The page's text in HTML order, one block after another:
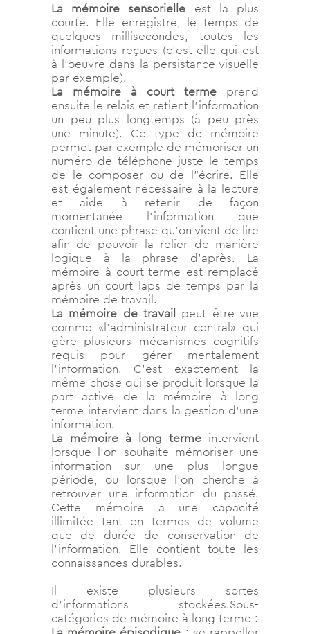
La mémoire sensorielle est la plus
courte. Elle enregistre, le temps de
quelques millisecondes, toutes les
informations reçues (c’est elle qui est
à l’oeuvre dans la persistance visuelle
par exemple).
La mémoire à court terme prend
ensuite le relais et retient l’information
un peu plus longtemps (à peu près
une minute). Ce type de mémoire
permet par exemple de mémoriser un
numéro de téléphone juste le temps
de le composer ou de l”écrire. Elle
est également nécessaire à la lecture
et aide à retenir de façon
momentanée l’information que
contient une phrase qu’on vient de lire
afin de pouvoir la relier de manière
logique à la phrase d’après. La
mémoire à court-terme est remplacé
après un court laps de temps par la
mémoire de travail.
La mémoire de travail peut être vue
comme «l’administrateur central» qui
gère plusieurs mécanismes cognitifs
requis pour gérer mentalement
l’information. C’est exactement la
même chose qui se produit lorsque la
part active de la mémoire à long
terme intervient dans la gestion d’une
information.
La mémoire à long terme intervient
lorsque l’on souhaite mémoriser une
information sur une plus longue
période, ou lorsque l’on cherche à
retrouver une information du passé.
Cette mémoire a une capacité
illimitée tant en termes de volume
que de durée de conservation de
l’information. Elle contient toute les
connaissances durables.
Il existe plusieurs sortes
d’informations stockées.Sous-
catégories de mémoire à long terme :